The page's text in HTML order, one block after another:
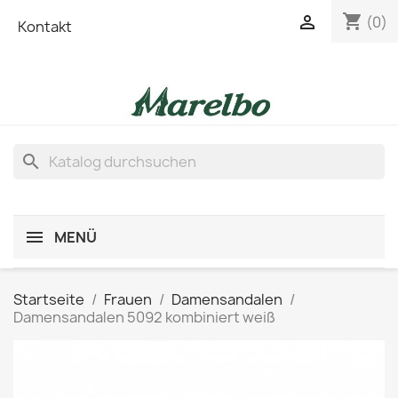
Kontakt shopping_cart (0)

search
MENÜ
Startseite Frauen
Damensandalen
Damensandalen 5092 kombiniert weiß